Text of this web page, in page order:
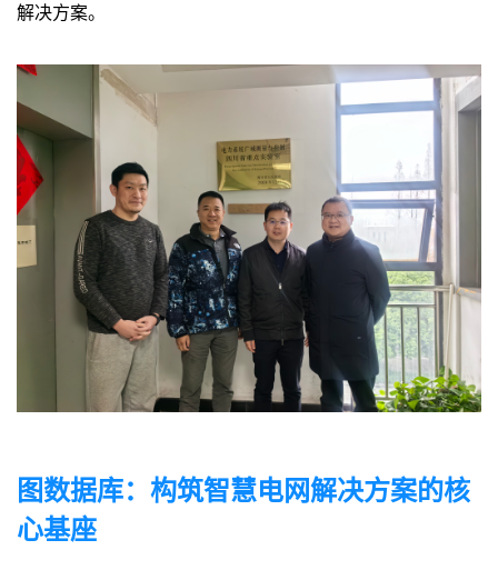
解决方案。
图数据库：构筑智慧电网解决方案的核
心基座